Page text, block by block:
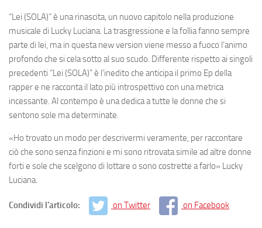
“Lei (SOLA)” è una rinascita, un nuovo capitolo nella produzione
musicale di Lucky Luciana. La trasgressione e la follia fanno sempre
parte di lei, ma in questa new version viene messo a fuoco l’animo
profondo che si cela sotto al suo scudo. Differente rispetto ai singoli
precedenti “Lei (SOLA)” è l’inedito che anticipa il primo Ep della
rapper e ne racconta il lato più introspettivo con una metrica
incessante. Al contempo è una dedica a tutte le donne che si
sentono sole ma determinate.
«Ho trovato un modo per descrivermi veramente, per raccontare
ciò che sono senza finzioni e mi sono ritrovata simile ad altre donne
forti e sole che scelgono di lottare o sono costrette a farlo» Lucky
Luciana.
Condividi l'articolo: on Twitter on Facebook